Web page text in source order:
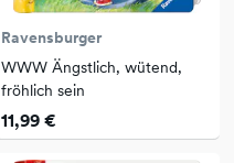
Ravensburger
WWW Ängstlich, wütend,
fröhlich sein
11,99 €